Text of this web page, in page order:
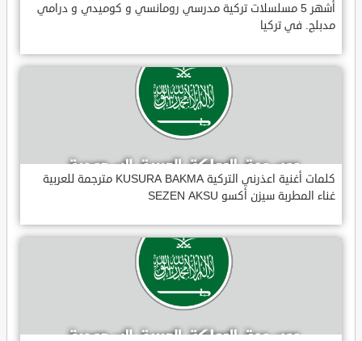
أشهر 5 مسلسلات تركية مدرسي رومانسي و كوميدي و درامي
مدبلج. في تركيا
كلمات أغنية اعذرني التركية KUSURA BAKMA مترجمة للعربية
غناء المطربة سيزن أكسو SEZEN AKSU